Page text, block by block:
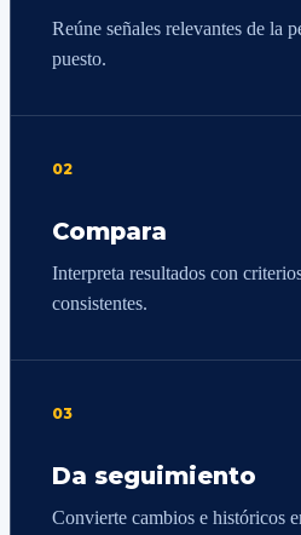
Reúne señales relevantes de la
puesto.
02
Compara
Interpreta resultados con
consistentes.
03
Da seguimiento
Convierte cambios e históricos